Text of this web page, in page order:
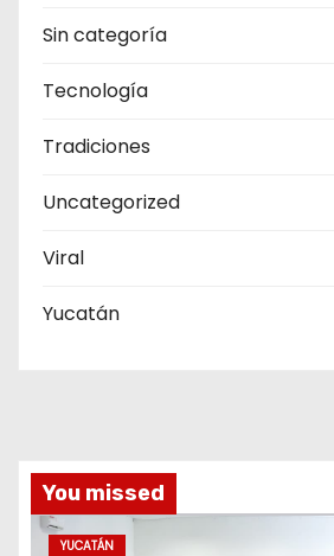
Sin categoría
Tecnología
Tradiciones
Uncategorized
Viral
Yucatán
You missed
YUCATÁN